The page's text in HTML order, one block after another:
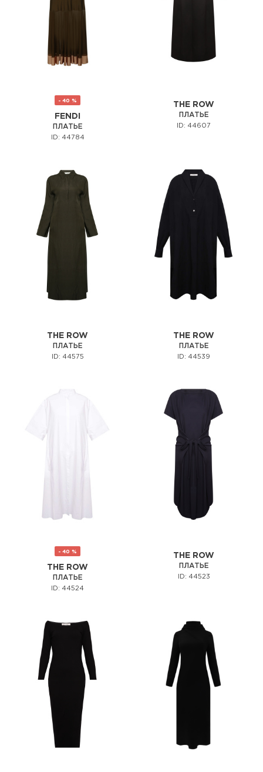
- 40 %
FENDI
ПЛАТЬЕ
ID: 44784
THE ROW
ПЛАТЬЕ
ID: 44607
THE ROW
ПЛАТЬЕ
ID: 44575
THE ROW
ПЛАТЬЕ
ID: 44539
- 40 %
THE ROW
ПЛАТЬЕ
ID: 44524
THE ROW
ПЛАТЬЕ
ID: 44523